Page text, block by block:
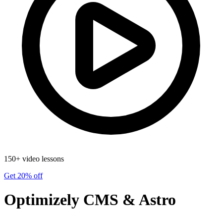
150+ video lessons
Get 20% off
Optimizely CMS & Astro